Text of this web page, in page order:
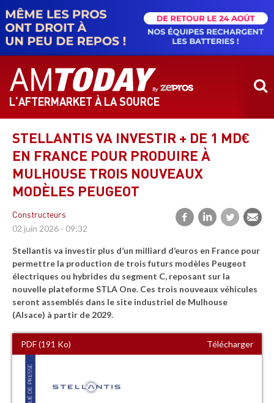
contenu
principal
L‘AFTERMARKET À LA SOURCE
STELLANTIS VA INVESTIR + DE 1 MD€
EN FRANCE POUR PRODUIRE À
MULHOUSE TROIS NOUVEAUX
MODÈLES PEUGEOT
Constructeurs
02 juin 2026 - 09:32
Stellantis va investir plus d’un milliard d’euros en France pour
permettre la production de trois futurs modèles Peugeot
électriques ou hybrides du segment C, reposant sur la
nouvelle plateforme STLA One. Ces trois nouveaux véhicules
seront assemblés dans le site industriel de Mulhouse
(Alsace) à partir de 2029.
PDF (191 Ko) Télécharger